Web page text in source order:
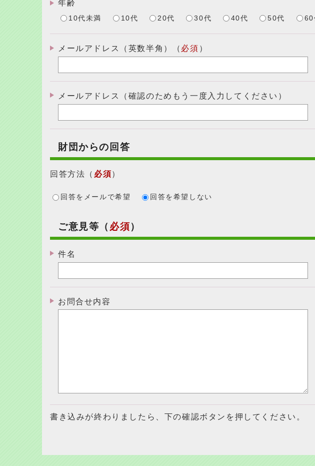
年齢
10代未満 10代 20代 30代 40代 50代 60
メールアドレス（英数半角）（ 必須 ）
メールアドレス（確認のためもう一度入力してください）
財団からの回答
回答方法 （ 必須）
回答をメールで希望 回答を希望しない
ご意見等（ 必須）
件名
お問合せ内容
書き込みが終わりましたら、下の確認ボタンを押してください。